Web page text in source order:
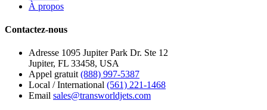
À propos
Contactez-nous
Adresse 1095 Jupiter Park Dr. Ste 12
Jupiter, FL 33458, USA
Appel gratuit (888) 997-5387
Local / International (561) 221-1468
Email sales@transworldjets.com